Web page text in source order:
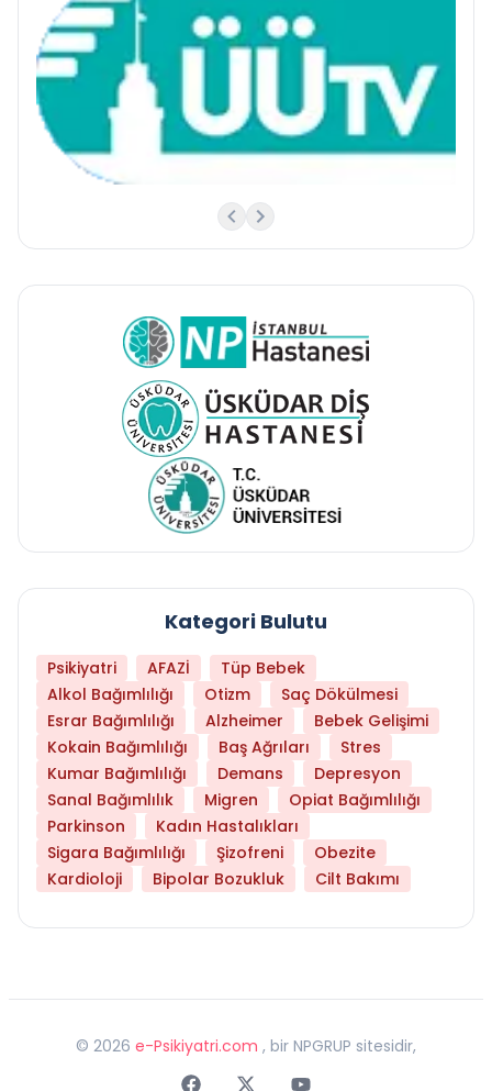
Kategori Bulutu
Psikiyatri AFAZİ
Tüp Bebek
Alkol Bağımlılığı
Otizm
Saç Dökülmesi
Esrar Bağımlılığı
Alzheimer
Bebek Gelişimi
Kokain Bağımlılığı
Baş Ağrıları
Stres
Kumar Bağımlılığı
Demans
Depresyon
Sanal Bağımlılık
Migren
Opiat Bağımlılığı
Parkinson
Kadın Hastalıkları
Sigara Bağımlılığı
Şizofreni
Obezite
Kardioloji
Bipolar Bozukluk Cilt Bakımı
© 2026 e-Psikiyatri.com , bir NPGRUP sitesidir,